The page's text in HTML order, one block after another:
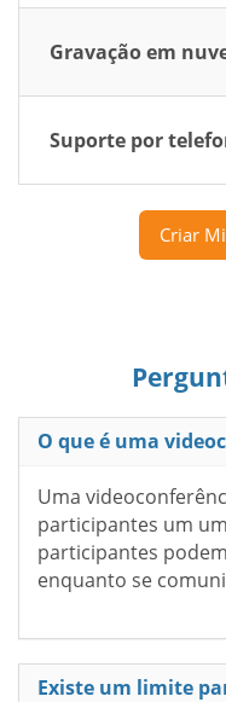
Gravação em
Suporte por
Criar
O que é uma
Uma
participantes um
participantes
enquanto se
Existe um limite